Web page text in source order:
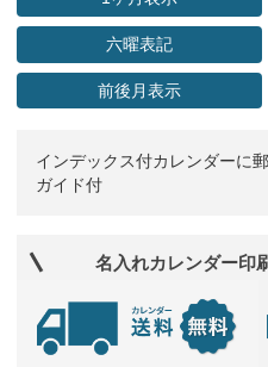
六曜表記
前後月表示
インデックス付カレンダーに
ガイド付
名入れカレンダー印